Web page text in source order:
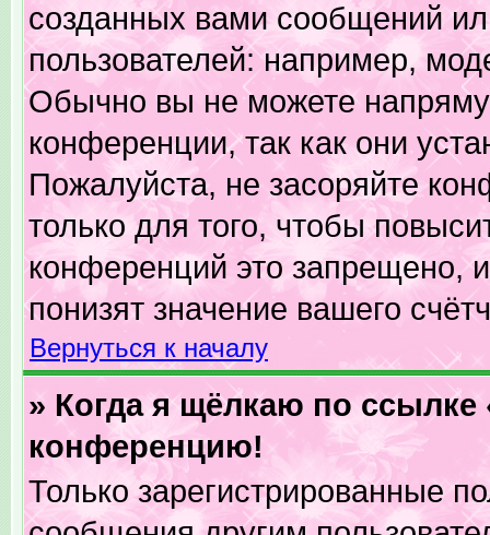
созданных вами сообщений
пользователей: например,
Обычно вы не можете
конференции, так как они
Пожалуйста, не засоряйте
только для того, чтобы
конференций это запрещено,
понизят значение вашего
Вернуться к началу
» Когда я щёлкаю по ссылке
конференцию!
Только зарегистрированные